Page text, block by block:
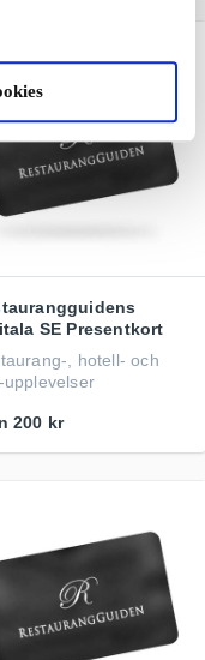
SE Presentkort
, hotell- och
upplevelser
200 kr